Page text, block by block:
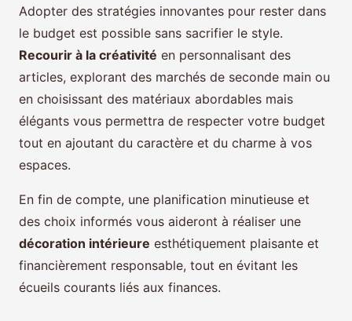
Adopter des stratégies innovantes pour rester dans
le budget est possible sans sacrifier le style.
Recourir à la créativité en personnalisant des
articles, explorant des marchés de seconde main ou
en choisissant des matériaux abordables mais
élégants vous permettra de respecter votre budget
tout en ajoutant du caractère et du charme à vos
espaces.
En fin de compte, une planification minutieuse et
des choix informés vous aideront à réaliser une
décoration intérieure esthétiquement plaisante et
financièrement responsable, tout en évitant les
écueils courants liés aux finances.